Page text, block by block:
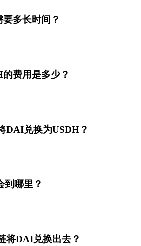
多长时间？
费用是多少？
DAI兑换为USDH？
到哪里？
将DAI兑换出去？